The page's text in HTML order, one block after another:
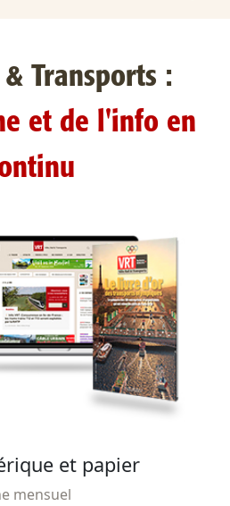
Transports :
et de l'info en
et papier
mensuel